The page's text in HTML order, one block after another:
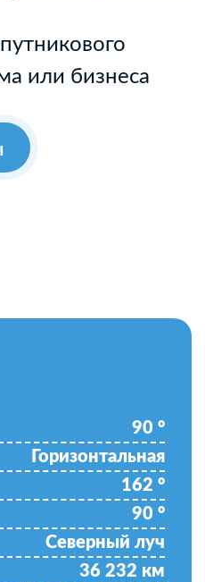
или бизнеса
90 °
Горизонтальная
162 °
90 °
Северный луч
36 232 км